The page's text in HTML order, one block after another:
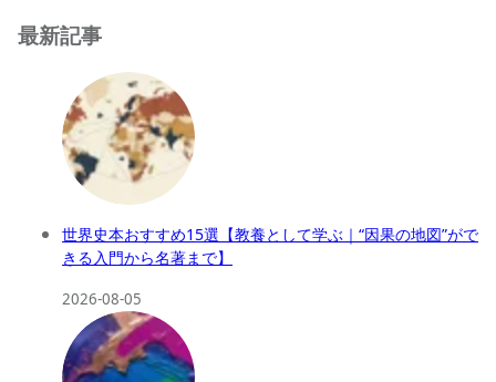
最新記事
世界史本おすすめ15選【教養として学ぶ｜“因果の地図”がで
きる入門から名著まで】
2026-08-05